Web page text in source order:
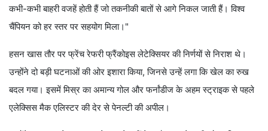
कभी-कभी बाहरी वजहें होती हैं जो तकनीकी बातों से आगे निकल जाती हैं। विश्व
चैंपियन को हर स्तर पर सहयोग मिला।"
हसन खास तौर पर फ्रेंच रेफरी फ्रैंकोइस लेटेक्सियर की निर्णयों से निराश थे।
उन्होंने दो बड़ी घटनाओं की ओर इशारा किया, जिनसे उन्हें लगा कि खेल का रुख
बदल गया। इसमें मिस्र का अमान्य गोल और फर्नांडीज के अहम स्ट्राइक से पहले
एलेक्सिस मैक एलिस्टर की देर से पेनल्टी की अपील।